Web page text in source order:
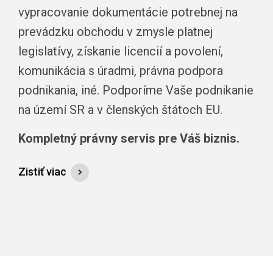
vypracovanie dokumentácie potrebnej na
prevádzku obchodu v zmysle platnej
legislatívy, získanie licencií a povolení,
komunikácia s úradmi, právna podpora
podnikania, iné. Podporíme Vaše podnikanie
na území SR a v členských štátoch EU.
Kompletný právny servis pre Váš biznis.
Zistiť viac